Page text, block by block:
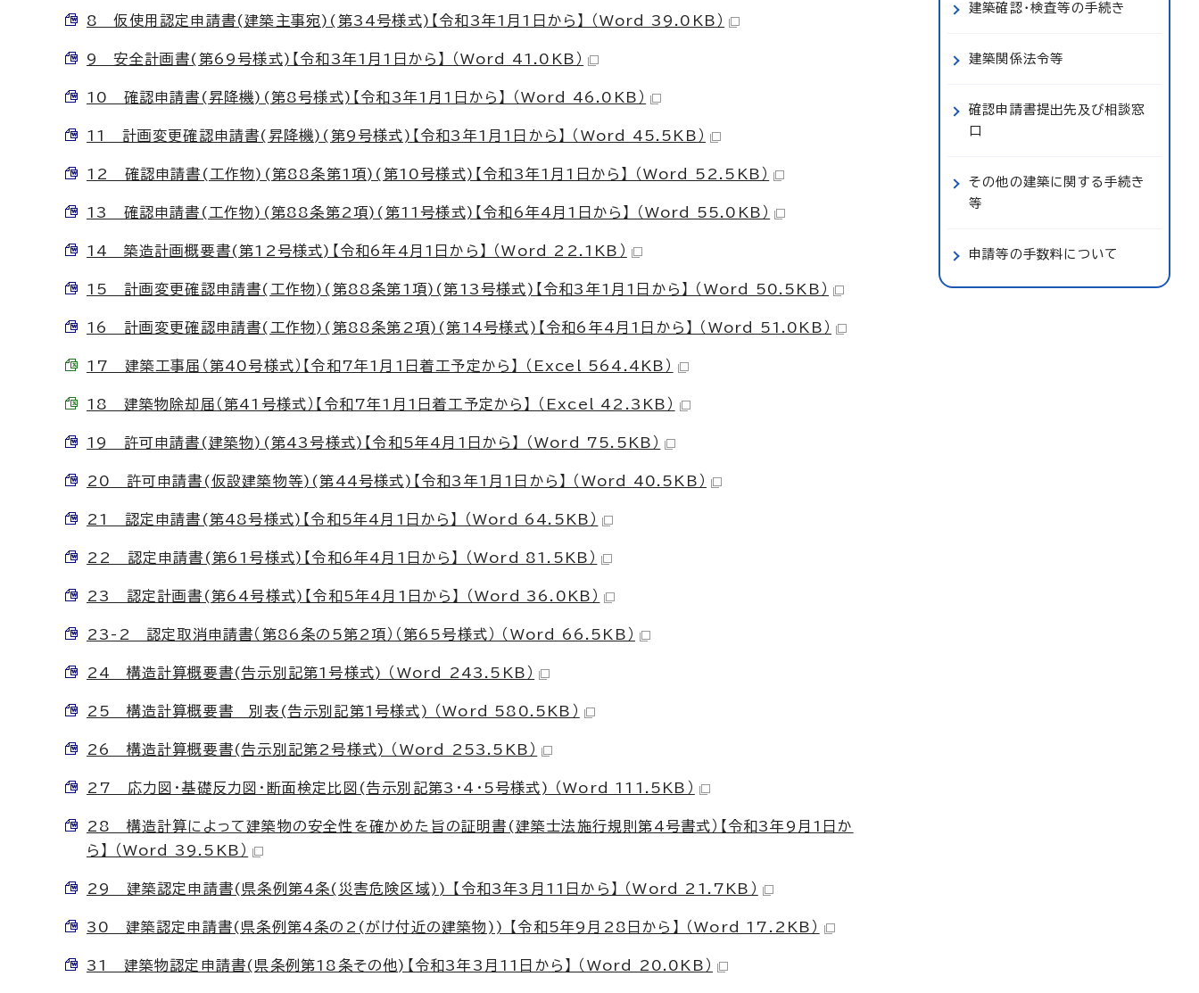
8 仮使用認定申請書(建築主事宛)(第34号様式)【令和3年1月1日から】 （Word 39.0KB）
9 安全計画書(第69号様式)【令和3年1月1日から】 （Word 41.0KB）
10 確認申請書(昇降機)(第8号様式)【令和3年1月1日から】 （Word 46.0KB）
11 計画変更確認申請書(昇降機)(第9号様式)【令和3年1月1日から】 （Word 45.5KB）
12 確認申請書(工作物)(第88条第1項)(第10号様式)【令和3年1月1日から】 （Word 52.5KB）
13 確認申請書(工作物)(第88条第2項)(第11号様式)【令和6年4月1日から】 （Word 55.0KB）
14 築造計画概要書(第12号様式)【令和6年4月1日から】 （Word 22.1KB）
15 計画変更確認申請書(工作物)(第88条第1項)(第13号様式)【令和3年1月1日から】 （Word 50.5KB）
16 計画変更確認申請書(工作物)(第88条第2項)(第14号様式)【令和6年4月1日から】 （Word 51.0KB）
17 建築工事届（第40号様式）【令和7年1月1日着工予定から】 （Excel 564.4KB）
18 建築物除却届（第41号様式）【令和7年1月1日着工予定から】 （Excel 42.3KB）
19 許可申請書(建築物)(第43号様式)【令和5年4月1日から】 （Word 75.5KB）
20 許可申請書(仮設建築物等)(第44号様式)【令和3年1月1日から】 （Word 40.5KB）
21 認定申請書(第48号様式)【令和5年4月1日から】 （Word 64.5KB）
22 認定申請書(第61号様式)【令和6年4月1日から】 （Word 81.5KB）
23 認定計画書(第64号様式)【令和5年4月1日から】 （Word 36.0KB）
23-2 認定取消申請書（第86条の5第2項）（第65号様式） （Word 66.5KB）
24 構造計算概要書(告示別記第1号様式) （Word 243.5KB）
25 構造計算概要書 別表(告示別記第1号様式) （Word 580.5KB）
26 構造計算概要書(告示別記第2号様式) （Word 253.5KB）
27 応力図・基礎反力図・断面検定比図(告示別記第3・4・5号様式) （Word 111.5KB）
28 構造計算によって建築物の安全性を確かめた旨の証明書(建築士法施行規則第4号書式）【令和3年9月1日か
ら】 （Word 39.5KB）
29 建築認定申請書(県条例第4条(災害危険区域)) 【令和3年3月11日から】 （Word 21.7KB）
30 建築認定申請書(県条例第4条の2(がけ付近の建築物)) 【令和5年9月28日から】 （Word 17.2KB）
31 建築物認定申請書(県条例第18条その他)【令和3年3月11日から】 （Word 20.0KB）
建築確認・検査等の手続き
建築関係法令等
確認申請書提出先及び相談窓
口
その他の建築に関する手続き
等
申請等の手数料について